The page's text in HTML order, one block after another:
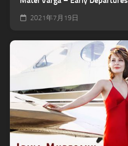
2021年7月19日